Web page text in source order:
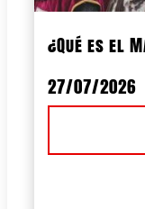
¿Qué es el
27/07/2026